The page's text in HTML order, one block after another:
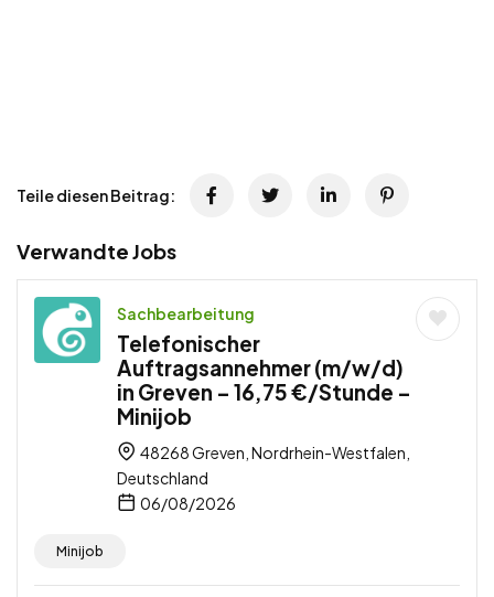
Teile diesen Beitrag:
Verwandte Jobs
Sachbearbeitung
Telefonischer
Auftragsannehmer (m/w/d)
in Greven – 16,75 €/Stunde –
Minijob
48268 Greven, Nordrhein-Westfalen,
Deutschland
06/08/2026
Minijob